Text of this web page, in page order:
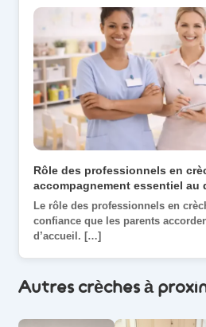
Autres crèches à
Rôle des professionnels en
accompagnement essentiel au
Le rôle des professionnels en
confiance que les parents
d’accueil. […]